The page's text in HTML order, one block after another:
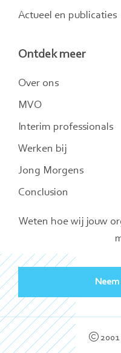
Actueel en publicaties
Ontdek meer
Over ons
MVO
Interim professionals
Werken bij
Jong Morgens
Conclusion
Weten hoe wij jouw